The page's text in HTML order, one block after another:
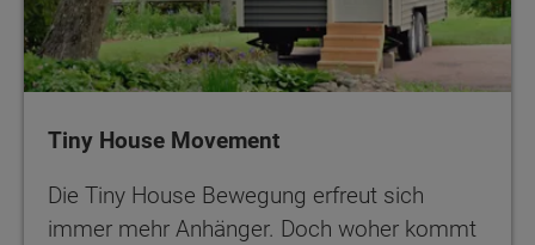
Tiny House Movement
Die Tiny House Bewegung erfreut sich
immer mehr Anhänger. Doch woher kommt